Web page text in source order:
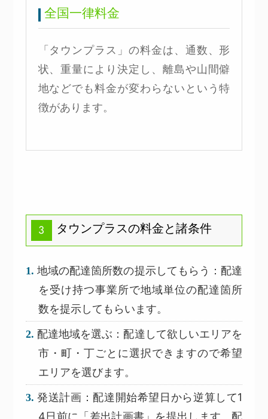
全国一律料金
「タウンプラス」の料金は、通数、形
状、重量により決定し、離島や山間僻
地などでも料金が変わらないという特
徴があります。
3 タウンプラスの料金と諸条件
地域の配達箇所数の提示してもらう：配達
を受け持つ事業所で地域単位の配達箇所
数を提示してもらいます。
配達地域を選ぶ：配達して欲しいエリアを
市・町・丁ごとに選択できますので希望
エリアを選びます。
発送計画：配達開始希望日から逆算して1
4日前に「差出計画書」を提出します。配